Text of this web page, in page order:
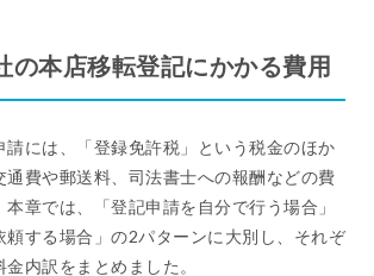
の本店移転登記にかかる費用
請には、「登録免許税」という税金のほか
通費や郵送料、司法書士への報酬などの費
章では、「登記申請を自分で行う場合」
頼する場合」の2パターンに大別し、それぞ
内訳をまとめました。